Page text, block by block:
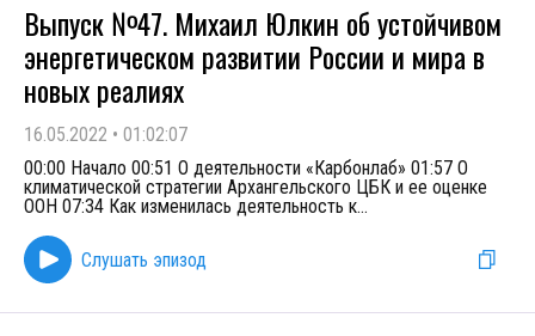
Выпуск №47. Михаил Юлкин об устойчивом
энергетическом развитии России и мира в
новых реалиях
16.05.2022 • 01:02:07
00:00 Начало 00:51 О деятельности «Карбонлаб» 01:57 О
климатической стратегии Архангельского ЦБК и ее оценке
ООН 07:34 Как изменилась деятельность к...
Слушать эпизод